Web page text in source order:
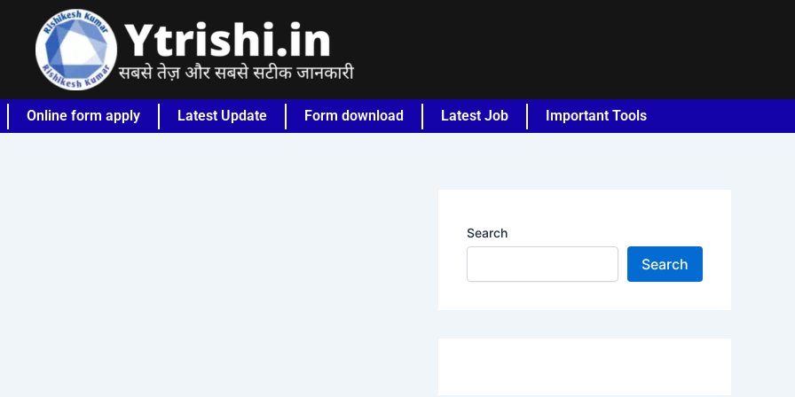
Online form apply Latest Update Form download Latest Job Important Tools
Search
Search